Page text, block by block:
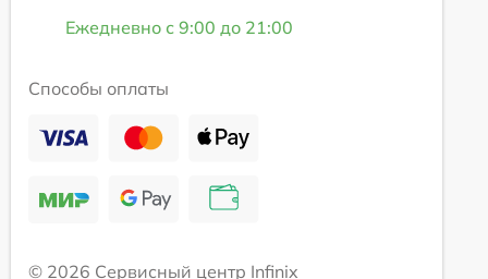
Ежедневно с 9:00 до 21:00
Способы оплаты
© 2026 Сервисный центр Infinix